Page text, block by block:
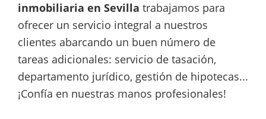
inmobiliaria en Sevilla trabajamos para
ofrecer un servicio integral a nuestros
clientes abarcando un buen número de
tareas adicionales: servicio de tasación,
departamento jurídico, gestión de hipotecas...
¡Confía en nuestras manos profesionales!